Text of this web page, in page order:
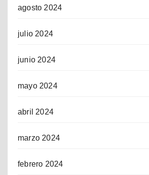
agosto 2024
julio 2024
junio 2024
mayo 2024
abril 2024
marzo 2024
febrero 2024